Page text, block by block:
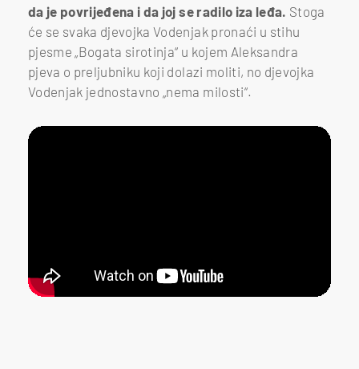
da je povrijeđena i da joj se radilo iza leđa. Stoga
će se svaka djevojka Vodenjak pronaći u stihu
pjesme „Bogata sirotinja“ u kojem Aleksandra
pjeva o preljubniku koji dolazi moliti, no djevojka
Vodenjak jednostavno „nema milosti“.